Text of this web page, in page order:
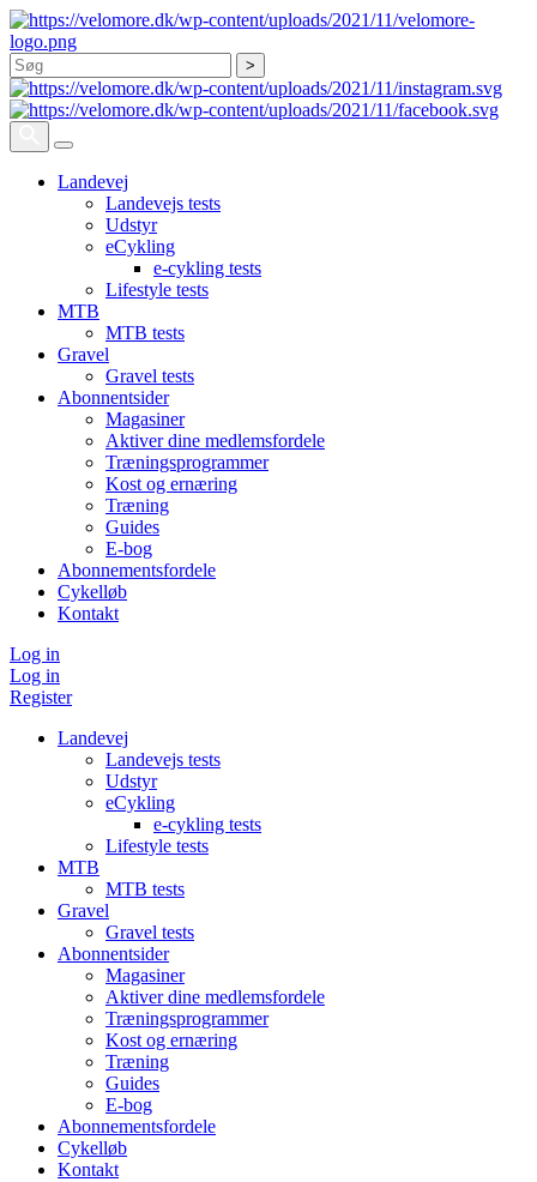
Søg
Landevej
Landevejs tests
Udstyr
eCykling
e-cykling tests
Lifestyle tests
MTB
MTB tests
Gravel
Gravel tests
Abonnentsider
Magasiner
Aktiver dine medlemsfordele
Træningsprogrammer
Kost og ernæring
Træning
Guides
E-bog
Abonnementsfordele
Cykelløb
Kontakt
Log in
Log in
Register
Landevej
Landevejs tests
Udstyr
eCykling
e-cykling tests
Lifestyle tests
MTB
MTB tests
Gravel
Gravel tests
Abonnentsider
Magasiner
Aktiver dine medlemsfordele
Træningsprogrammer
Kost og ernæring
Træning
Guides
E-bog
Abonnementsfordele
Cykelløb
Kontakt